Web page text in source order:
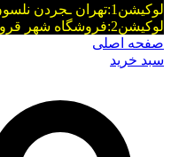
لوکیشن1:تهران ـجردن
لوکیشن2:فروشگاه شهر قروه خیابان تختی نبش کوچه دانش
صفحه اصلی
سبد خرید